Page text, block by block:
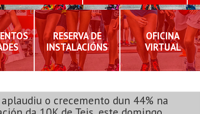
RESERVA DE
INSTALACIÓNS
OFICINA
VIRTUAL
o crecemento dun 44% na